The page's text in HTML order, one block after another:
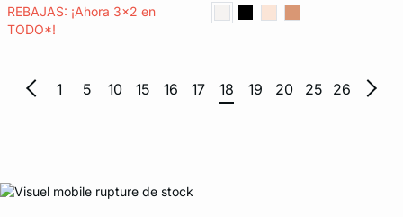
REBAJAS: ¡Ahora 3x2 en
TODO*!
1 5 10 15 16 17 18 19 20 25 26